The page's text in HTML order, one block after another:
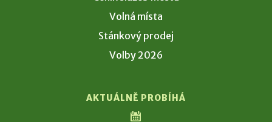
Volná místa
Stánkový prodej
Volby 2026
AKTUÁLNĚ PROBÍHÁ